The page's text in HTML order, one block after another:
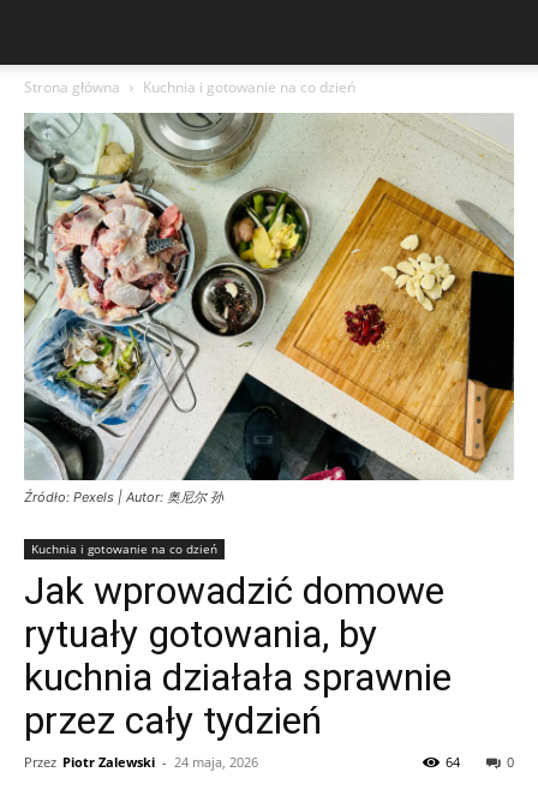
Strona główna Kuchnia i gotowanie na co dzień
Źródło: Pexels | Autor: 奥尼尔 孙
Kuchnia i gotowanie na co dzień
Jak wprowadzić domowe
rytuały gotowania, by
kuchnia działała sprawnie
przez cały tydzień
Przez Piotr Zalewski - 24 maja, 2026 0
64